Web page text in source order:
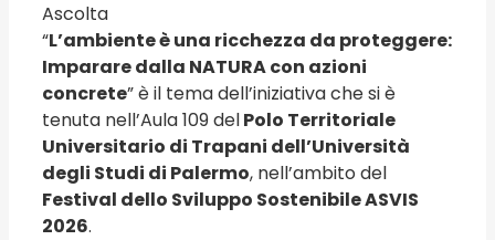
Ascolta
“L’ambiente è una ricchezza da proteggere:
Imparare dalla NATURA con azioni
concrete” è il tema dell’iniziativa che si è
tenuta nell’Aula 109 delPolo Territoriale
Universitario di Trapani dell’Università
degli Studi di Palermo, nell’ambito del
Festival dello Sviluppo Sostenibile ASVIS
2026.